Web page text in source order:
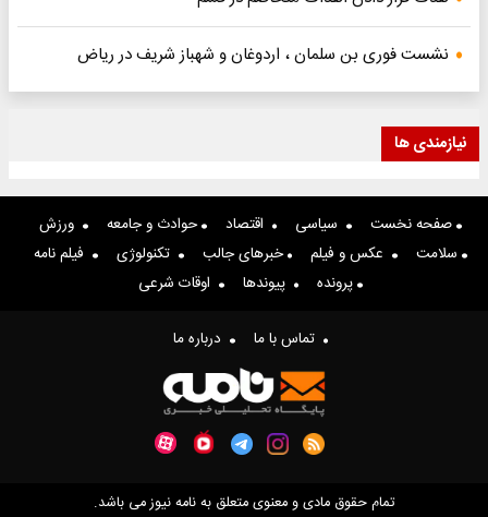
نشست فوری بن سلمان ، اردوغان و شهباز شریف در ریاض
نیازمندی ها
صفحه نخست سیاسی اقتصاد حوادث و جامعه
ورزش
سلامت
عکس و فیلم خبرهای جالب تکنولوژی
فیلم نامه
پرونده
پیوندها اوقات شرعی
تماس با ما درباره ما
تمام حقوق مادی و معنوی متعلق به نامه نیوز می باشد.